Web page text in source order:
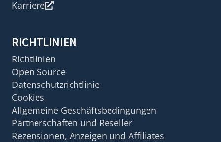
Karriere
RICHTLINIEN
Richtlinien
Open Source
Datenschutzrichtlinie
Cookies
Allgemeine Geschäftsbedingungen
Partnerschaften und Reseller
Rezensionen, Anzeigen und Affiliates